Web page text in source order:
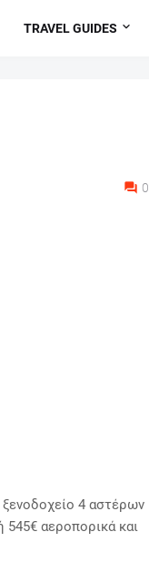
TRAVEL GUIDES
0
4 αστέρων
αεροπορικά και